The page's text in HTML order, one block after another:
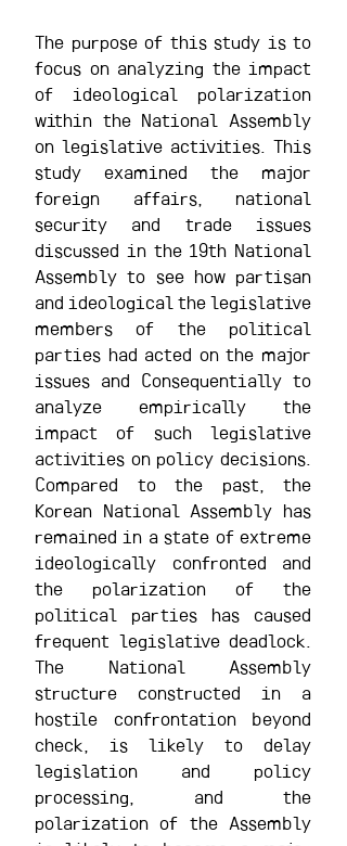
The purpose of this study is to
focus on analyzing the impact
of ideological polarization
within the National Assembly
on legislative activities. This
study examined the major
foreign affairs, national
security and trade issues
discussed in the 19th National
Assembly to see how partisan
and ideological the legislative
members of the political
parties had acted on the major
issues and Consequentially to
analyze empirically the
impact of such legislative
activities on policy decisions.
Compared to the past, the
Korean National Assembly has
remained in a state of extreme
ideologically confronted and
the polarization of the
political parties has caused
frequent legislative deadlock.
The National Assembly
structure constructed in a
hostile confrontation beyond
check, is likely to delay
legislation and policy
processing, and the
polarization of the Assembly